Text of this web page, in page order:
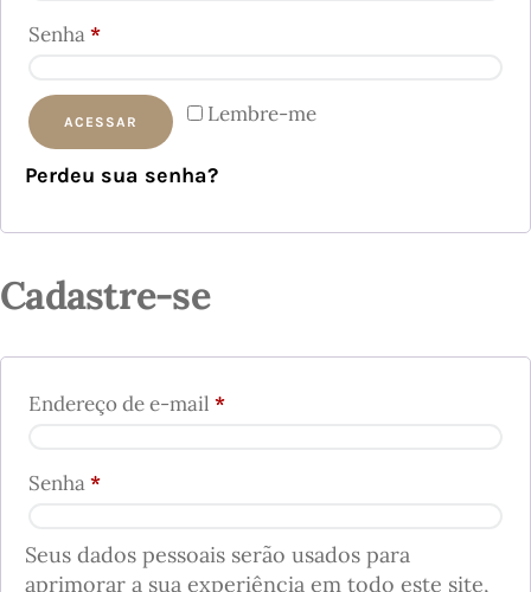
Senha*
Lembre-me
ACESSAR
Perdeu sua senha?
Cadastre-se
Endereço de e-mail *
Senha*
Seus dados pessoais serão usados para
aprimorar a sua experiência em todo este site,